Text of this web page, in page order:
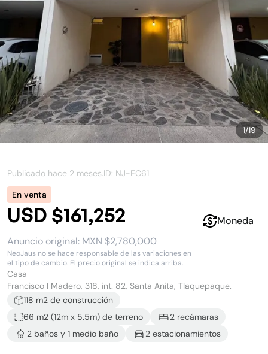
1/19
Publicado hace 2 meses.ID: NJ-EC61
En venta
USD $161,252
Anuncio original: MXN $2,780,000
NeoJaus no se hace responsable de las variaciones en
el tipo de cambio. El precio original se indica arriba.
Moneda
Casa
Francisco I Madero, 318, int. 82, Santa Anita, Tlaquepaque.
118 m2 de construcción
66 m2 (12m x 5.5m) de terreno 2 recámaras
2 baños y 1 medio baño 2 estacionamientos